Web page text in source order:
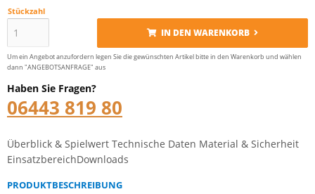
Stückzahl
IN DEN WARENKORB
Um ein Angebot anzufordern legen Sie die gewünschten Artikel bitte in den Warenkorb und wählen
dann "ANGEBOTSANFRAGE" aus
Haben Sie Fragen?
06443 819 80
Überblick & Spielwert Technische Daten Material & Sicherheit
EinsatzbereichDownloads
PRODUKTBESCHREIBUNG